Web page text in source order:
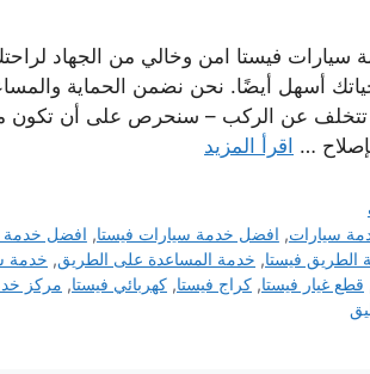
سيارات فيستا امن وخالي من الجهاد
أسهل أيضًا. نحن نضمن الحماية
عن الركب – سنحرص على أن تكون
… اقرأ المزيد
سيارات, افضل خدمة سيارات فيستا, افضل خدمة
الطريق فيستا, خدمة المساعدة على الطريق, خدمة
قطع غيار فيستا, كراج فيستا, كهربائي فيستا, مركز